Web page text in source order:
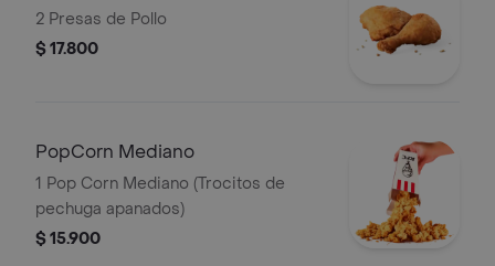
2 Presas de Pollo
$ 17.800
PopCorn Mediano
1 Pop Corn Mediano (Trocitos de
pechuga apanados)
$ 15.900